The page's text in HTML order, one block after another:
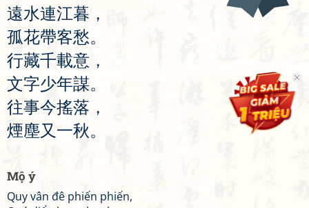
遠水連江暮 ，
孤花帶客愁。
行藏千載意 ，
文字少年謀。
往事今搖落 ，
煙塵又 一秋。
Mộ ý
Quy vân đê phiến phiến,